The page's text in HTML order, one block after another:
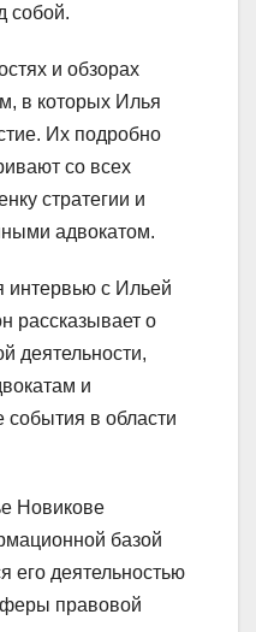
собой.
и обзорах
в которых Илья
Их подробно
со всех
стратегии и
адвокатом.
интервью с Ильей
рассказывает о
деятельности,
и
события в области
Новикове
базой
его деятельностью
правовой